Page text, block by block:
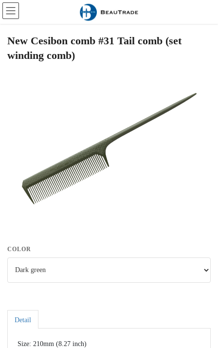
Skip
Skip
New Cesibon comb #31 Tail comb (set
winding comb)
COLOR
Detail
Size: 210mm (8.27 inch)